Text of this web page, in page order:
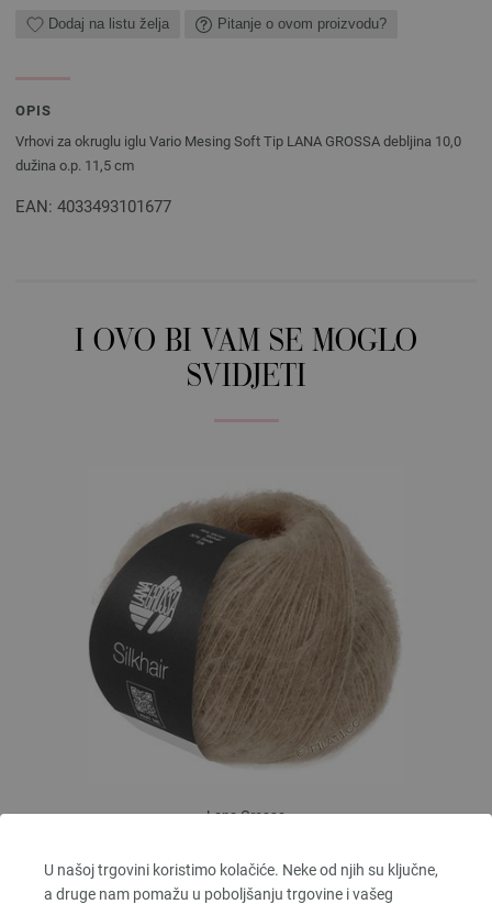
U našoj trgovini koristimo kolačiće. Neke od njih su ključne,
a druge nam pomažu u poboljšanju trgovine i vašeg
Dodaj na listu želja Pitanje o ovom proizvodu?
OPIS
Vrhovi za okruglu iglu Vario Mesing Soft Tip LANA GROSSA debljina 10,0
dužina o.p. 11,5 cm
EAN: 4033493101677
I OVO BI VAM SE MOGLO
SVIDJETI
Lana Grossa
70 % Mohair, 30 % Svila
Dužina: otprilike 210 m / 25 g